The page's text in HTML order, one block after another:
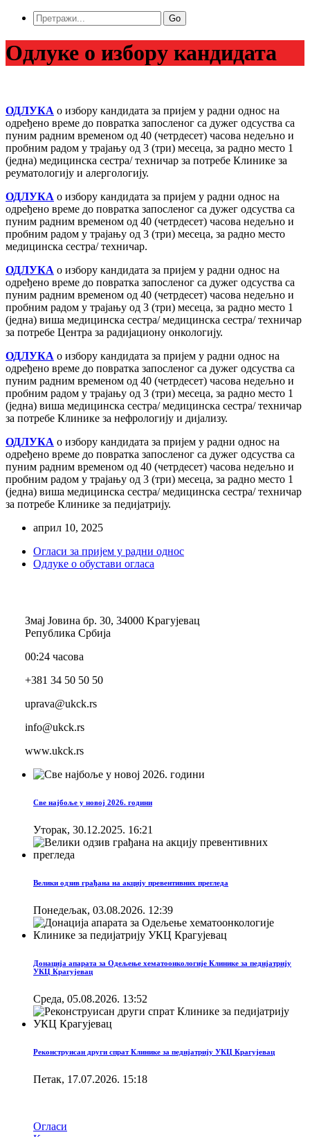
Go
Одлуке о избору кандидата
ОДЛУКА о избору кандидата за пријем у радни однос на
одређено време до повратка запосленог са дужег одсуства са
пуним радним временом од 40 (четрдесет) часова недељно и
пробним радом у трајању од 3 (три) месеца, за радно место 1
(једна) медицинска сестра/ техничар за потребе Клинике за
реуматологију и алергологију.
ОДЛУКА о избору кандидата за пријем у радни однос на
одређено време до повратка запосленог са дужег одсуства са
пуним радним временом од 40 (четрдесет) часова недељно и
пробним радом у трајању од 3 (три) месеца, за радно место
медицинска сестра/ техничар.
ОДЛУКА о избору кандидата за пријем у радни однос на
одређено време до повратка запосленог са дужег одсуства са
пуним радним временом од 40 (четрдесет) часова недељно и
пробним радом у трајању од 3 (три) месеца, за радно место 1
(једна) виша медицинска сестра/ медицинска сестра/ техничар
за потребе Центра за радијациону онкологију.
ОДЛУКА о избору кандидата за пријем у радни однос на
одређено време до повратка запосленог са дужег одсуства са
пуним радним временом од 40 (четрдесет) часова недељно и
пробним радом у трајању од 3 (три) месеца, за радно место 1
(једна) виша медицинска сестра/ медицинска сестра/ техничар
за потребе Клинике за нефрологију и дијализу.
ОДЛУКА о избору кандидата за пријем у радни однос на
одређено време до повратка запосленог са дужег одсуства са
пуним радним временом од 40 (четрдесет) часова недељно и
пробним радом у трајању од 3 (три) месеца, за радно место 1
(једна) виша медицинска сестра/ медицинска сестра/ техничар
за потребе Клинике за педијатрију.
април 10, 2025
Огласи за пријем у радни однос
Одлуке о обустави огласа
Змај Јовина бр. 30, 34000 Kрагујевац
Република Србија
00:24 часова
+381 34 50 50 50
uprava@ukck.rs
info@ukck.rs
www.ukck.rs
Све најбоље у новој 2026. години
Уторак, 30.12.2025. 16:21
Велики одзив грађана на акцију превентивних прегледа
Понедељак, 03.08.2026. 12:39
Донација апарата за Одељење хематоонкологије Клинике за педијатрију
УКЦ Крагујевац
Cреда, 05.08.2026. 13:52
Реконструисан други спрат Клинике за педијатрију УКЦ Крагујевац
Петак, 17.07.2026. 15:18
Огласи